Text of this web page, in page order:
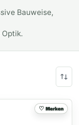
Bauweise,
Merken